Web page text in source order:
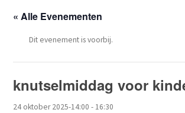
« Alle Evenementen
Dit evenement is voorbij.
knutselmiddag voor
24 oktober 2025-14:00 - 16:30